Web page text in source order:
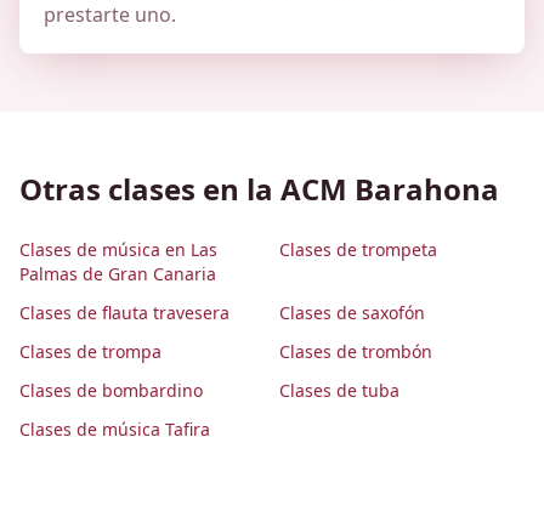
prestarte uno.
Otras clases en la ACM Barahona
Clases de música en Las
Palmas de Gran Canaria
Clases de trompeta
Clases de flauta travesera
Clases de saxofón
Clases de trompa
Clases de trombón
Clases de bombardino
Clases de tuba
Clases de música Tafira